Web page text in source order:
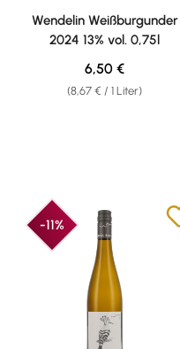
Durchschnittliche
Wendelin Weißburgunder
2024 13% vol. 0,75l
(8,67 € / 1 Liter)
Regulärer Preis:
6,50 €
-11%